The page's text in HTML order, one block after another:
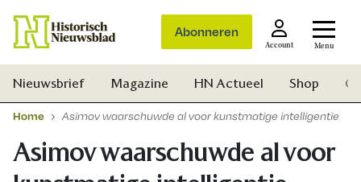
Abonneren
Account Menu
Nieuwsbrief Magazine HN Actueel Shop
Home Asimov waarschuwde al voor kunstmatige intelligentie
Asimov waarschuwde al voor